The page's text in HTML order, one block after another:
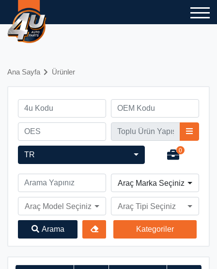
Ana Sayfa Ürünler
TR 0
Araç Marka Seçiniz
Araç Model Seçiniz Araç Tipi Seçiniz
Arama Kategoriler